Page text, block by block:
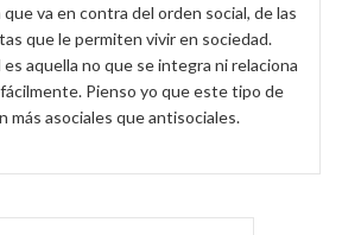
va en contra del orden social, de las
que le permiten vivir en sociedad.
aquella no que se integra ni relaciona
Pienso yo que este tipo de
más asociales que antisociales.